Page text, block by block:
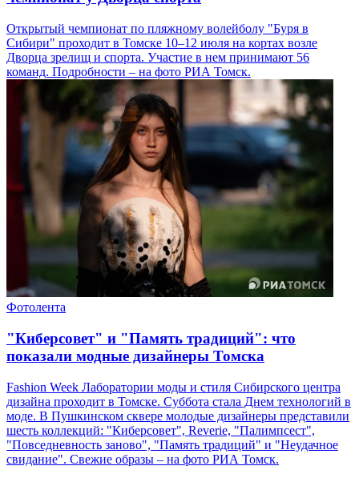
Открытый чемпионат по пляжному волейболу "Буря в
Сибири" проходит в Томске 10–12 июля на кортах возле
Дворца зрелищ и спорта. Участие в нем принимают 56
команд. Подробности – на фото РИА Томск.
Фотолента
"Киберсовет" и "Память традиций": что
показали модные дизайнеры Томска
Fashion Week Лаборатории моды и стиля Сибирского центра
дизайна проходит в Томске. Суббота стала Днем технологий в
моде. В Пушкинском сквере молодые дизайнеры представили
шесть коллекций: "Киберсовет", Reverie, "Палимпсест",
"Повседневность заново", "Память традиций" и "Неудачное
свидание". Свежие образы – на фото РИА Томск.